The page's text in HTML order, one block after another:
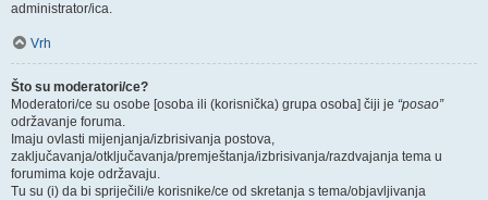
administrator/ica.
Vrh
Što su moderatori/ce?
Moderatori/ce su osobe [osoba ili (korisnička) grupa osoba] čiji je “posao”
održavanje foruma.
Imaju ovlasti mijenjanja/izbrisivanja postova,
zaključavanja/otključavanja/premještanja/izbrisivanja/razdvajanja tema u
forumima koje održavaju.
Tu su (i) da bi spriječili/e korisnike/ce od skretanja s tema/objavljivanja